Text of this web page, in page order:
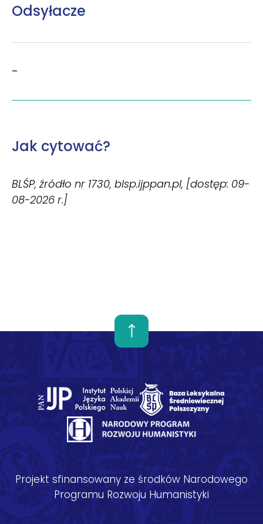
Odsyłacze
–
Jak cytować?
BLŚP, źródło nr 1730, blsp.ijppan.pl, [dostęp: 09-
08-2026 r.]
Projekt sfinansowany ze środków Narodowego
Programu Rozwoju Humanistyki